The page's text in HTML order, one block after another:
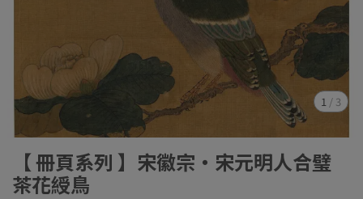
1 / 3
【 冊頁系列 】宋徽宗・宋元明人合璧
茶花綬鳥